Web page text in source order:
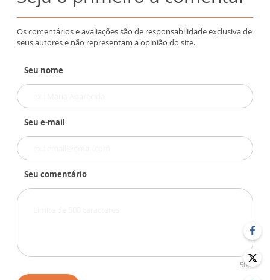
Os comentários e avaliações são de responsabilidade exclusiva de
seus autores e não representam a opinião do site.
Seu nome
Seu e-mail
Seu comentário
500